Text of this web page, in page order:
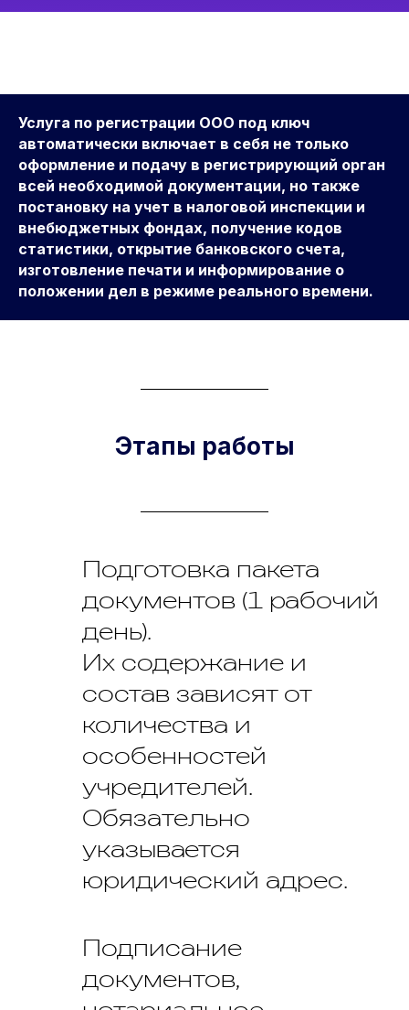
Услуга по регистрации ООО под ключ
автоматически включает в себя не только
оформление и подачу в регистрирующий орган
всей необходимой документации, но также
постановку на учет в налоговой инспекции и
внебюджетных фондах, получение кодов
статистики, открытие банковского счета,
изготовление печати и информирование о
положении дел в режиме реального времени.
Этапы работы
Подготовка пакета
документов (1 рабочий
день).
Их содержание и
состав зависят от
количества и
особенностей
учредителей.
Обязательно
указывается
юридический адрес.
Подписание
документов,